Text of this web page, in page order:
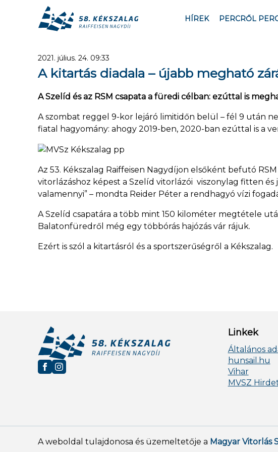
HÍREK PERCRŐL
2021. július. 24. 09:33
A kitartás diadala – újabb megható
A Szelíd és az RSM csapata a füredi célban: ezúttal is
A szombat reggel 9-kor lejáró limitidőn belül – fél 9 után
fiatal hagyomány: ahogy 2019-ben, 2020-ban ezúttal is a
Az 53. Kékszalag Raiffeisen Nagydíjon elsőként befutó
vitorlázáshoz képest a Szelíd vitorlázói viszonylag fitten
valamennyi” – mondta Reider Péter a rendhagyó vízi
A Szelíd csapatára a több mint 150 kilométer megtétele
Balatonfüredről még egy többórás hajózás vár rájuk.
Ezért is szól a kitartásról és a sportszerűségről a Kékszalag.
Linkek
Általános
hunsail.hu
Vihar
MVSZ
A weboldal tulajdonosa és üzemeltetője a Magyar Vitorlás